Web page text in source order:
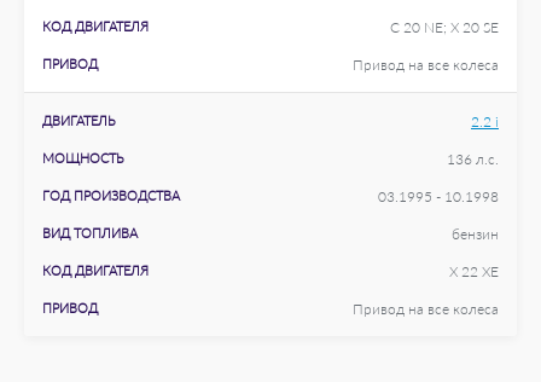
КОД ДВИГАТЕЛЯ C 20 NE; X 20 SE
ПРИВОД Привод на все колеса
ДВИГАТЕЛЬ 2.2 i
МОЩНОСТЬ 136 л.с.
ГОД ПРОИЗВОДСТВА 03.1995 - 10.1998
ВИД ТОПЛИВА бензин
КОД ДВИГАТЕЛЯ X 22 XE
ПРИВОД Привод на все колеса